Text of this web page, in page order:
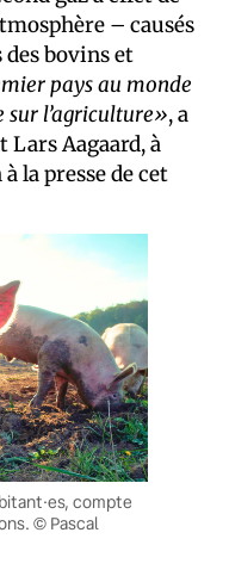
– causés
bovins et
pays au monde
l’agriculture», a
Aagaard, à
la presse de cet
compte
© Pascal